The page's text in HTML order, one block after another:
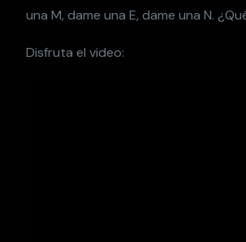
una M, dame una E, dame una N.
Disfruta el video: